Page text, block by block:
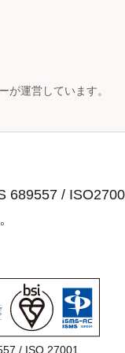
が運営しています。
689557 /
/ ISO 27001